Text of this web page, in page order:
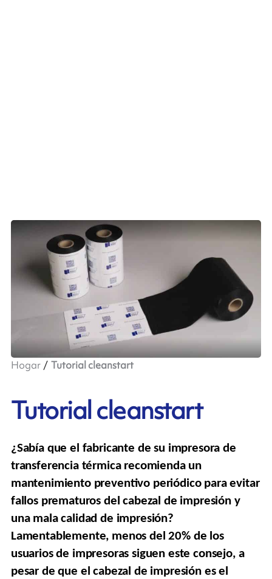
Hogar Tutorial cleanstart
Tutorial cleanstart
¿Sabía que el fabricante de su impresora de
transferencia térmica recomienda un
mantenimiento preventivo periódicopara evitar
fallos prematuros del cabezal de impresión y
una mala calidad de impresión?
Lamentablemente, menos del 20% de los
usuariosde impresoras siguen este consejo, a
pesar de que el cabezal de impresión es el